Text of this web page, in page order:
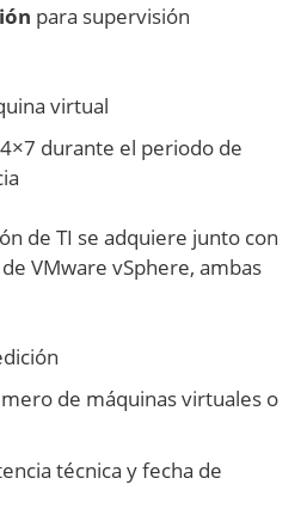
para supervisión
virtual
durante el periodo de
de TI se adquiere junto con
VMware vSphere, ambas
de máquinas virtuales o
técnica y fecha de